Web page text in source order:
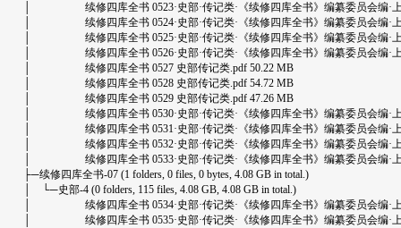
│ 续修四库全书 0523·史部·传记类·《续修四库全书》编纂委员会编·上
│ 续修四库全书 0524·史部·传记类·《续修四库全书》编纂委员会编·上
│ 续修四库全书 0525·史部·传记类·《续修四库全书》编纂委员会编·上
│ 续修四库全书 0526·史部·传记类·《续修四库全书》编纂委员会编·上
│ 续修四库全书 0527 史部传记类.pdf 50.22 MB
│ 续修四库全书 0528 史部传记类.pdf 54.72 MB
│ 续修四库全书 0529 史部传记类.pdf 47.26 MB
│ 续修四库全书 0530·史部·传记类·《续修四库全书》编纂委员会编·上
│ 续修四库全书 0531·史部·传记类·《续修四库全书》编纂委员会编·上
│ 续修四库全书 0532·史部·传记类·《续修四库全书》编纂委员会编·上
│ 续修四库全书 0533·史部·传记类·《续修四库全书》编纂委员会编·上
├─续修四库全书-07 (1 folders, 0 files, 0 bytes, 4.08 GB in total.)
│ └─史部-4 (0 folders, 115 files, 4.08 GB, 4.08 GB in total.)
│ 续修四库全书 0534·史部·传记类·《续修四库全书》编纂委员会编·上
│ 续修四库全书 0535·史部·传记类·《续修四库全书》编纂委员会编·上